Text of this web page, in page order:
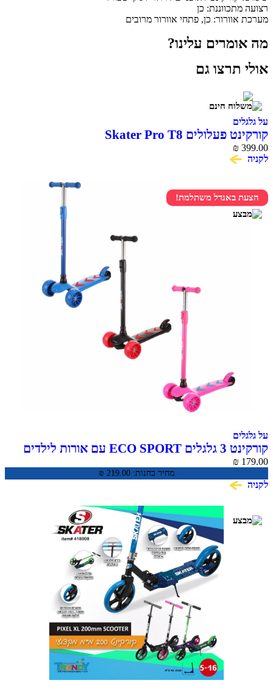
רצועה מתכווננת: כן
מערכת אוורור: כן, פתחי אוורור מרובים
מה אומרים עלינו?
אולי תרצו גם
על גלגלים
קורקינט פעלולים Skater Pro T8
₪ 399.00
לקניה
הצעת באנדל משתלמת!
על גלגלים
קורקינט 3 גלגלים ECO SPORT עם אורות לילדים
מחיר בחנות: ₪ 219.00
₪ 179.00
לקניה